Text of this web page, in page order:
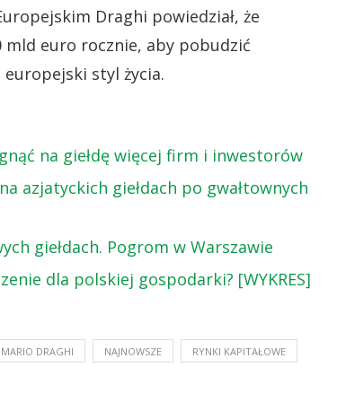
Draghi powiedział, że
euro rocznie, aby pobudzić
styl życia.
na giełdę więcej firm i inwestorów
azjatyckich giełdach po gwałtownych
giełdach. Pogrom w Warszawie
dla polskiej gospodarki? [WYKRES]
MARIO DRAGHI NAJNOWSZE RYNKI KAPITAŁOWE